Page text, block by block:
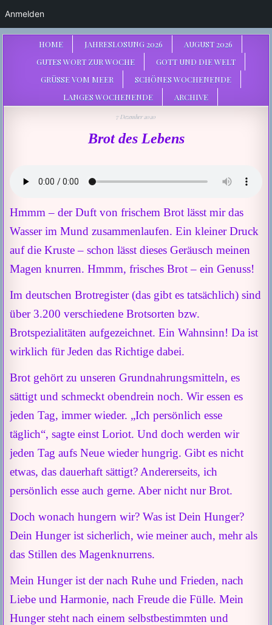
HOME JAHRESLOSUNG 2026
AUGUST 2026
GUTES WORT ZUR WOCHE
GOTT UND DIE WELT
GRÜSSE VOM MEER
SCHÖNES WOCHENENDE
LANGES WOCHENENDE
ARCHIVE
7 Dezember 2020
Brot des Lebens
Hmmm – der Duft von frischem Brot lässt mir das
Wasser im Mund zusammenlaufen. Ein kleiner Druck
auf die Kruste – schon lässt dieses Geräusch meinen
Magen knurren. Hmmm, frisches Brot – ein Genuss!
Im deutschen Brotregister (das gibt es tatsächlich) sind
über 3.200 verschiedene Brotsorten bzw.
Brotspezialitäten aufgezeichnet. Ein Wahnsinn! Da ist
wirklich für Jeden das Richtige dabei.
Brot gehört zu unseren Grundnahrungsmitteln, es
sättigt und schmeckt obendrein noch. Wir essen es
jeden Tag, immer wieder. „Ich persönlich esse
täglich“, sagte einst Loriot. Und doch werden wir
jeden Tag aufs Neue wieder hungrig. Gibt es nicht
etwas, das dauerhaft sättigt? Andererseits, ich
persönlich esse auch gerne. Aber nicht nur Brot.
Doch wonach hungern wir? Was ist Dein Hunger?
Dein Hunger ist sicherlich, wie meiner auch, mehr als
das Stillen des Magenknurrens.
Mein Hunger ist der nach Ruhe und Frieden, nach
Liebe und Harmonie, nach Freude die Fülle. Mein
Hunger steht nach einem selbstbestimmten und
Anmelden